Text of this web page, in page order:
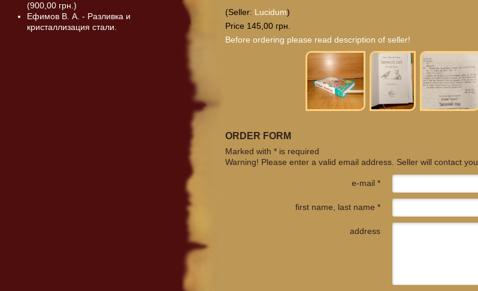
(Seller: Lucidum)
Price 145,00 грн.
Before ordering please read description of seller!
ORDER FORM
Marked with * is required
Warning! Please enter a valid email address. Seller will contact you.
e-mail *
first name, last name *
address
(900,00 грн.)
Ефимов В. А. - Разливка и
кристаллизация стали.